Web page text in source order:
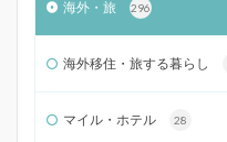
海外・旅 296
海外移住・旅する暮らし
マイル・ホテル 28